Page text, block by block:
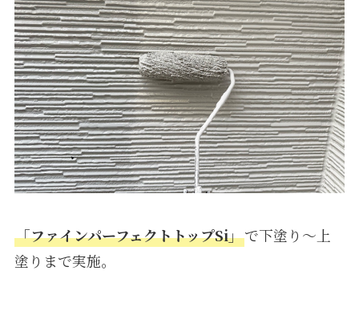
「ファインパーフェクトトップSi」で下塗り～上
塗りまで実施。